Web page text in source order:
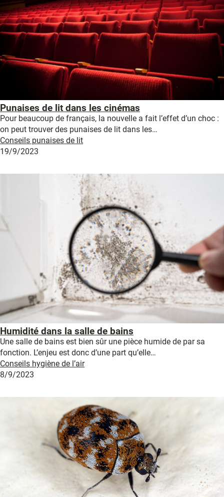
Punaises de lit dans les cinémas
Pour beaucoup de français, la nouvelle a fait l’effet d’un choc :
on peut trouver des punaises de lit dans les…
Conseils punaises de lit
19/9/2023
Humidité dans la salle de bains
Une salle de bains est bien sûr une pièce humide de par sa
fonction. L’enjeu est donc d’une part qu’elle…
Conseils hygiène de l’air
8/9/2023